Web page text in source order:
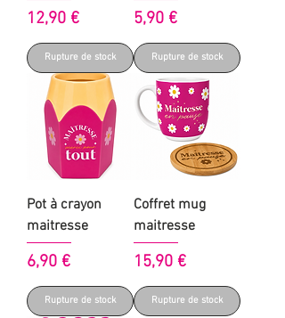
Prix
12,90 €
Rupture de stock
Prix
5,90 €
Rupture de stock
Pot à crayon
maitresse
Prix
6,90 €
Rupture de stock
Coffret mug
maitresse
Prix
15,90 €
Rupture de stock